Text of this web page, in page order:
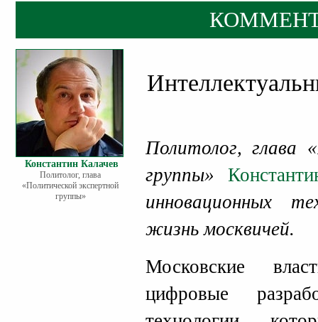
Константин Калачев
Политолог, глава
«Политической экспертной
группы»
Политолог, глава
группы»
инновационных
жизнь москвичей.
Московские
цифровые